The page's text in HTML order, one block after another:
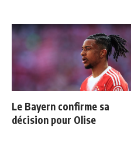
Le Bayern confirme sa
décision pour Olise